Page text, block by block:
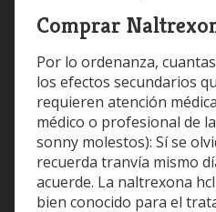
Comprar
Por lo ordenanza,
los efectos secundarios
requieren atención
médico o profesional de
sonny molestos): Sí se
recuerda tranvía mismo
acuerde. La naltrexona
bien conocido para el